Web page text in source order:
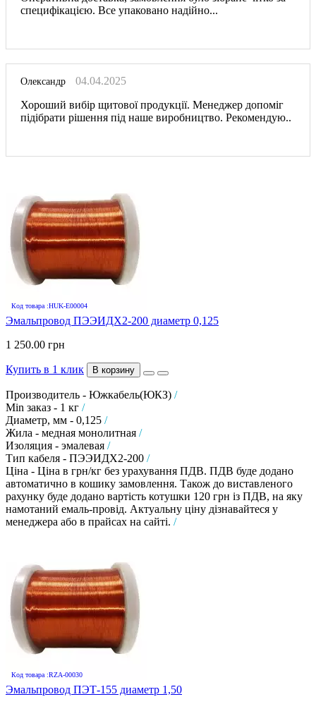
специфікацією. Все упаковано надійно...
Олександр
04.04.2025
Хороший вибір щитової продукції. Менеджер допоміг
підібрати рішення під наше виробництво. Рекомендую..
Код товара :HUK-E00004
Эмальпровод ПЭЭИДХ2-200 диаметр 0,125
1 250.00 грн
Купить в 1 клик В корзину
Производитель - Южкабель(ЮКЗ) /
Min заказ - 1 кг /
Диаметр, мм - 0,125 /
Жила - медная монолитная /
Изоляция - эмалевая /
Тип кабеля - ПЭЭИДХ2-200 /
Ціна - Ціна в грн/кг без урахування ПДВ. ПДВ буде додано
автоматично в кошику замовлення. Також до виставленого
рахунку буде додано вартість котушки 120 грн із ПДВ, на яку
намотаний емаль-провід. Актуальну ціну дізнавайтеся у
менеджера або в прайсах на сайті. /
Код товара :RZA-00030
Эмальпровод ПЭТ-155 диаметр 1,50